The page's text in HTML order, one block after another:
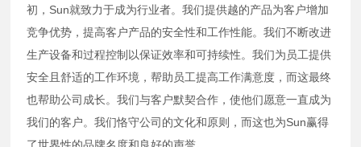
初，Sun就致力于成为行业者。我们提供越的产品为客户增加
竞争优势，提高客户产品的安全性和工作性能。我们不断改进
生产设备和过程控制以保证效率和可持续性。我们为员工提供
安全且舒适的工作环境，帮助员工提高工作满意度，而这最终
也帮助公司成长。我们与客户默契合作，使他们愿意一直成为
我们的客户。我们恪守公司的文化和原则，而这也为Sun赢得
了世界性的品牌名度和良好的声誉。